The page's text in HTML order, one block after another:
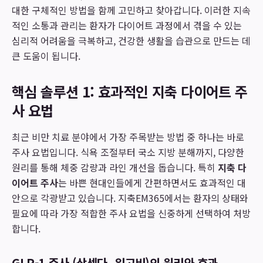
대한 구체적인 방법을 함께 고민하고 찾아갑니다. 이러한 지속
적인 소통과 관리는 환자가 다이어트 과정에서 겪을 수 있는
심리적 어려움을 극복하고, 건강한 생활을 습관으로 만드는 데
큰 도움이 됩니다.
핵심 솔루션 1: 효과적인 지축 다이어트 주
사 요법
최근 비만 치료 분야에서 가장 주목받는 방법 중 하나는 바로
주사 요법입니다. 식욕 조절부터 국소 지방 분해까지, 다양한
원리를 통해 체중 감량과 라인 개선을 돕습니다. 특히 지축 다
이어트 주사는 바쁜 현대인들에게 간편하면서도 효과적인 대
안으로 각광받고 있습니다. 지축EM365에서는 환자의 상태와
필요에 따라 가장 적합한 주사 요법을 신중하게 선택하여 처방
합니다.